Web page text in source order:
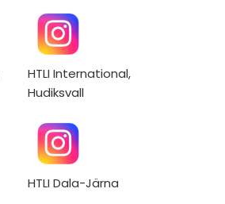
HTLI International,
Hudiksvall
HTLI Dala-Järna